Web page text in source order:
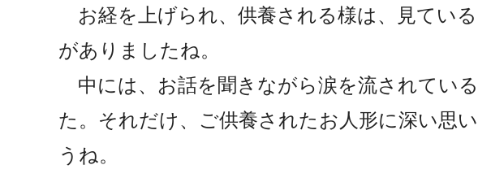
お経を上げられ、供養される様は、見てい
がありましたね。
中には、お話を聞きながら涙を流されてい
た。それだけ、ご供養されたお人形に深い思
うね。